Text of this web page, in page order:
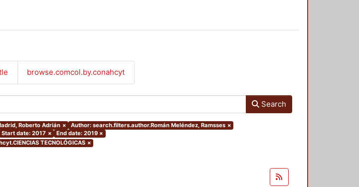
browse.comcol.by.conahcyt
Search
Roberto Adrián × Author: search.filters.author.Román Meléndez, Ramsses ×
Start date: 2017 × End date: 2019 ×
TECNOLÓGICAS ×